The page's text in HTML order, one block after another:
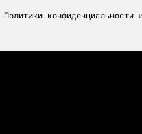
Политики конфиденциальности